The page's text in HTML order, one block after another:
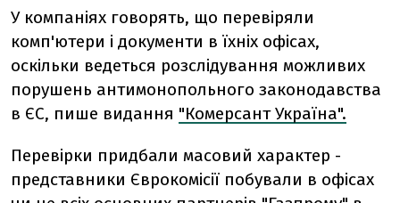
У компаніях говорять, що перевіряли
комп'ютери і документи в їхніх офісах,
оскільки ведеться розслідування можливих
порушень антимонопольного законодавства
в ЄС, пише видання "Комерсант Україна".
Перевірки придбали масовий характер -
представники Єврокомісії побували в офісах